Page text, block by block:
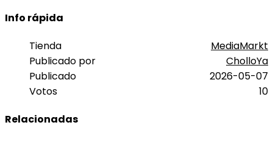
Info rápida
Tienda
MediaMarkt
Publicado por
CholloYa
Publicado
2026-05-07
Votos
10
Relacionadas